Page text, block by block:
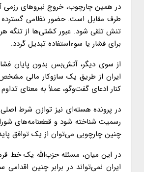
در همین چارچوب، خروج نیروهای رزمی
طرف مقابل است. حضور نظامی گسترده
تنش تلقی شود. عبور کشتی‌ها از تنگه
برای فشار یا سوءاستفاده تبدیل گردد.
از سوی دیگر، آتش‌بس بدون پایان
ایران از طریق یک سازوکار مالی
کنار ادعای گفت‌وگو، عملاً به معنای
در پرونده هسته‌ای نیز توازن شرط
رسمیت شناخته شود و قطعنامه‌های
چنین چارچوبی می‌توان از یک توافق
در این میان، مسئله حزب‌الله یک خط
ایران نمی‌تواند در برابر چنین